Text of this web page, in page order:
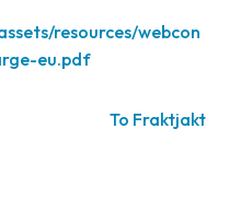
resources/webcon
eu.pdf
To Fraktjakt